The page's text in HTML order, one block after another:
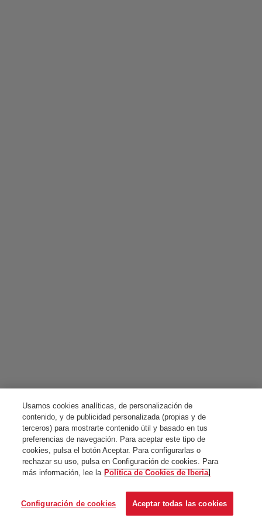
Usamos cookies analíticas, de personalización de
contenido, y de publicidad personalizada (propias y de
terceros) para mostrarte contenido útil y basado en tus
preferencias de navegación. Para aceptar este tipo de
cookies, pulsa el botón Aceptar. Para configurarlas o
rechazar su uso, pulsa en Configuración de cookies. Para
más información, lee la Política de Cookies de Iberia.
Configuración de cookies Aceptar todas las cookies